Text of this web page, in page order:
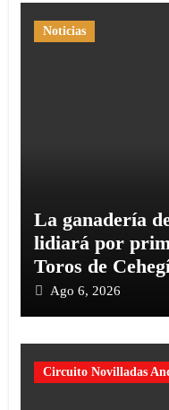
Noticias
La ganadería
lidiará por
Toros de
conmemorativa
Ago 6, 2026
Circuito Novilladas